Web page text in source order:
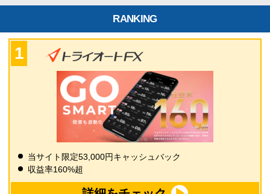
RANKING
当サイト限定53,000円キャッシュバック
収益率160%超